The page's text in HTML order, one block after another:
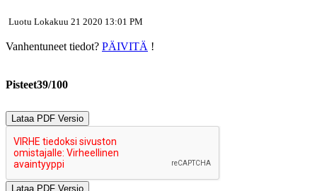
Luotu Lokakuu 21 2020 13:01 PM
Vanhentuneet tiedot? PÄIVITÄ !
Pisteet39/100
Lataa PDF Versio